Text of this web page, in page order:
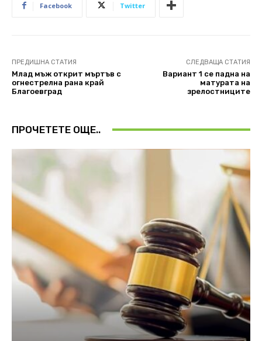
Facebook Twitter
ПРЕДИШНА СТАТИЯ
Млад мъж открит мъртъв с
огнестрелна рана край
Благоевград
СЛЕДВАЩА СТАТИЯ
Вариант 1 се падна на
матурата на
зрелостниците
ПРОЧЕТЕТЕ ОЩЕ..